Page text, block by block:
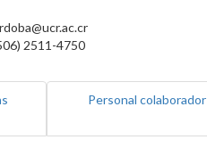
2511-4750
Personal colaborador